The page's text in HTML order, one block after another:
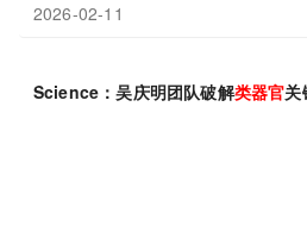
2026-02-11
Science：吴庆明团队破解类器官关